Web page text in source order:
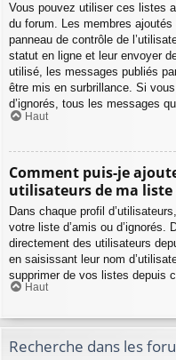
Vous pouvez utiliser ces listes
du forum. Les membres
panneau de contrôle de
statut en ligne et leur envoyer
utilisé, les messages publiés
être mis en surbrillance. Si
d’ignorés, tous les messages
Haut
Comment puis-je
utilisateurs de ma liste
Dans chaque profil
votre liste d’amis ou d’ignorés.
directement des utilisateurs
en saisissant leur nom
supprimer de vos listes depuis
Haut
Recherche dans les